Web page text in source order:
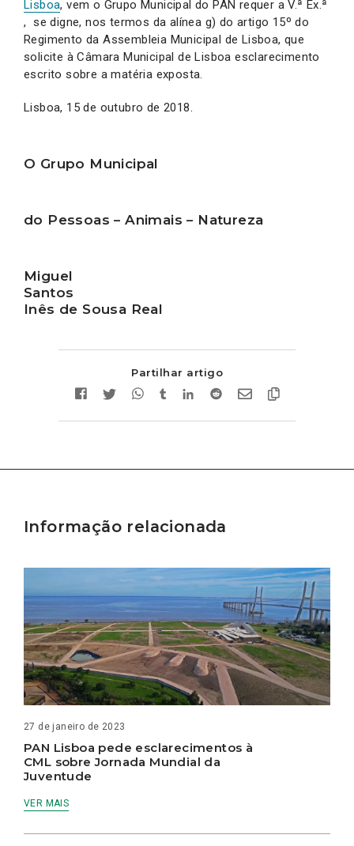
Lisboa, vem o Grupo Municipal do PAN requer a V.ª Ex.ª
, se digne, nos termos da alínea g) do artigo 15º do
Regimento da Assembleia Municipal de Lisboa, que
solicite à Câmara Municipal de Lisboa esclarecimento
escrito sobre a matéria exposta.
Lisboa, 15 de outubro de 2018.
O Grupo Municipal
do Pessoas – Animais – Natureza
Miguel
Santos
Inês de Sousa Real
Partilhar artigo
Informação relacionada
27 de janeiro de 2023
PAN Lisboa pede esclarecimentos à
CML sobre Jornada Mundial da
Juventude
VER MAIS